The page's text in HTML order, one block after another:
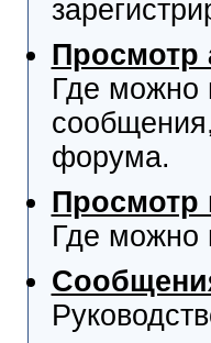
Просмотр
Где можно
форума.
Просмотр
Где можно